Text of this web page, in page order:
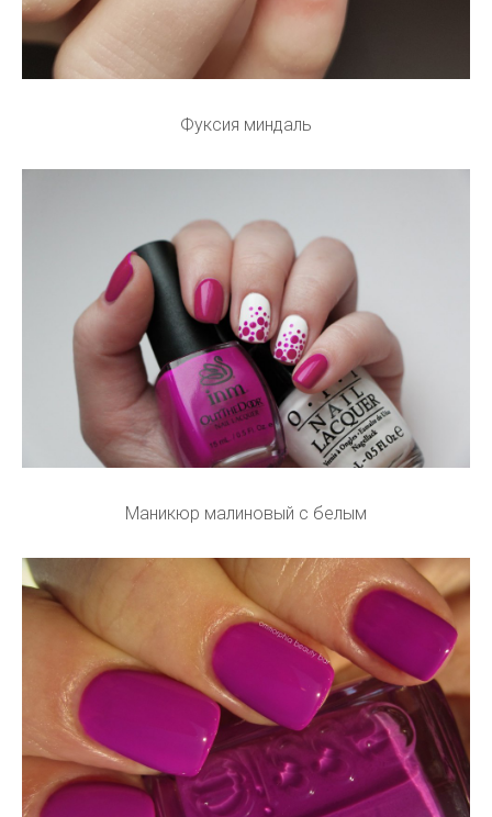
Фуксия миндаль
Маникюр малиновый с белым